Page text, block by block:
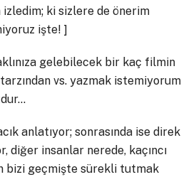
ki sizlere de önerim
işte! ]
gelebilecek bir kaç filmin
vs. yazmak istemiyorum
anlatıyor; sonrasında ise direk
diğer insanlar nerede, kaçıncı
bizi geçmişte sürekli tutmak